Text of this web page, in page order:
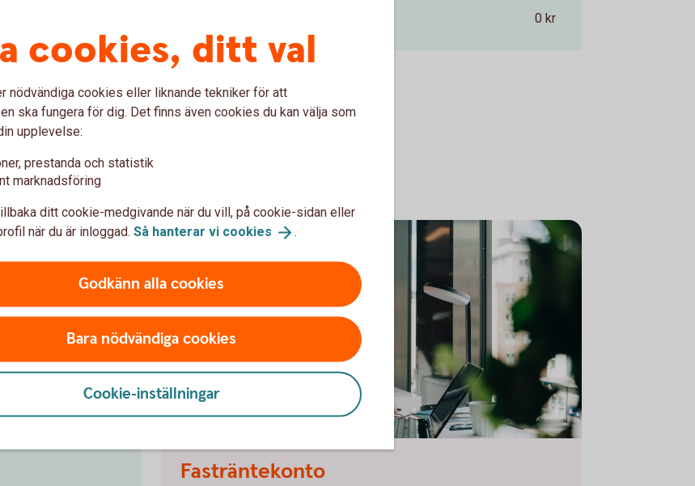
0 kr
Working meeting in front of a computer
Fasträntekonto
cookies, ditt val
nödvändiga cookies eller liknande tekniker för att
ska fungera för dig. Det finns även cookies du kan välja som
upplevelse:
prestanda och statistik
marknadsföring
ditt cookie-medgivande när du vill, på cookie-sidan eller
när du är inloggad. Så hanterar vi cookies .
Godkänn alla cookies
Bara nödvändiga cookies
Cookie-inställningar